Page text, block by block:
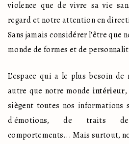
violence que de vivre sa vie
regard et notre attention en
Sans jamais considérer l'être que
monde de formes et de
L'espace qui a le plus besoin de
autre que notre monde intérieur
siègent toutes nos informations
d'émotions, de traits
comportements... Mais surtout,